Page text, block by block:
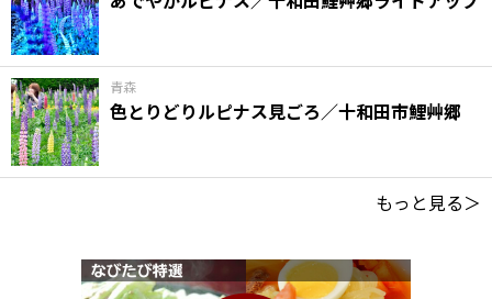
青森
色とりどりルピナス見ごろ／十和田市鯉艸郷
もっと見る＞